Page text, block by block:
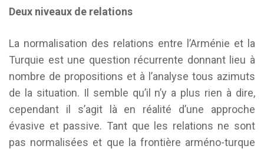
Deux niveaux de relations
La normalisation des relations entre l’Arménie et la
Turquie est une question récurrente donnant lieu à
nombre de propositions et à l’analyse tous azimuts
de la situation. Il semble qu’il n’y a plus rien à dire,
cependant il s’agit là en réalité d’une approche
évasive et passive. Tant que les relations ne sont
pas normalisées et que la frontière arméno-turque